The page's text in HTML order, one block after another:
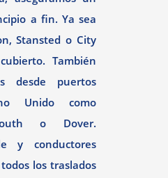
a fin. Ya sea
Stansted o City
También
desde puertos
Unido como
o Dover.
y conductores
los traslados